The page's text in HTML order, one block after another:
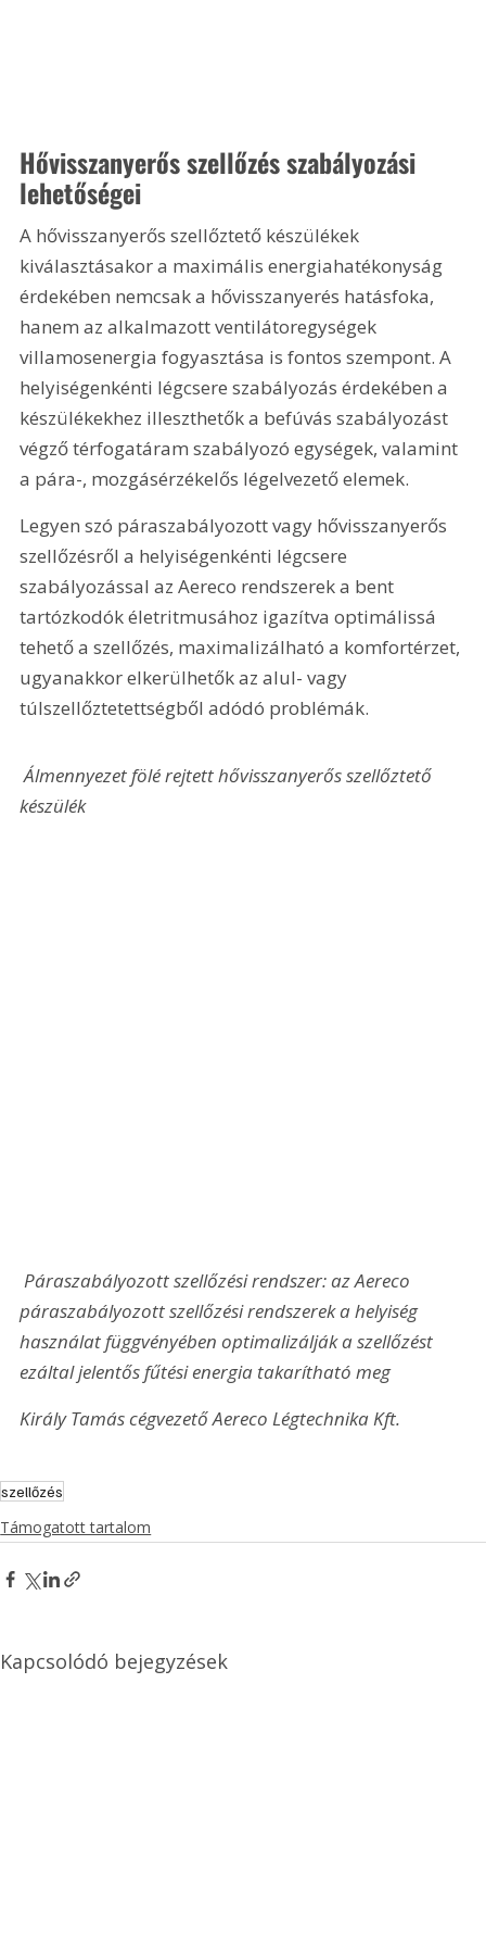
Hővisszanyerős szellőzés szabályozási
lehetőségei
A hővisszanyerős szellőztető készülékek
kiválasztásakor a maximális energiahatékonyság
érdekében nemcsak a hővisszanyerés hatásfoka,
hanem az alkalmazott ventilátoregységek
villamosenergia fogyasztása is fontos szempont. A
helyiségenkénti légcsere szabályozás érdekében a
készülékekhez illeszthetők a befúvás szabályozást
végző térfogatáram szabályozó egységek, valamint
a pára-, mozgásérzékelős légelvezető elemek.
Legyen szó páraszabályozott vagy hővisszanyerős
szellőzésről a helyiségenkénti légcsere
szabályozással az Aereco rendszerek a bent
tartózkodók életritmusához igazítva optimálissá
tehető a szellőzés, maximalizálható a komfortérzet,
ugyanakkor elkerülhetők az alul- vagy
túlszellőztetettségből adódó problémák.
Álmennyezet fölé rejtett hővisszanyerős szellőztető
készülék
Páraszabályozott szellőzési rendszer: az Aereco
páraszabályozott szellőzési rendszerek a helyiség
használat függvényében optimalizálják a szellőzést
ezáltal jelentős fűtési energia takarítható meg
Király Tamás cégvezető Aereco Légtechnika Kft.
szellőzés
Támogatott tartalom
Kapcsolódó bejegyzések